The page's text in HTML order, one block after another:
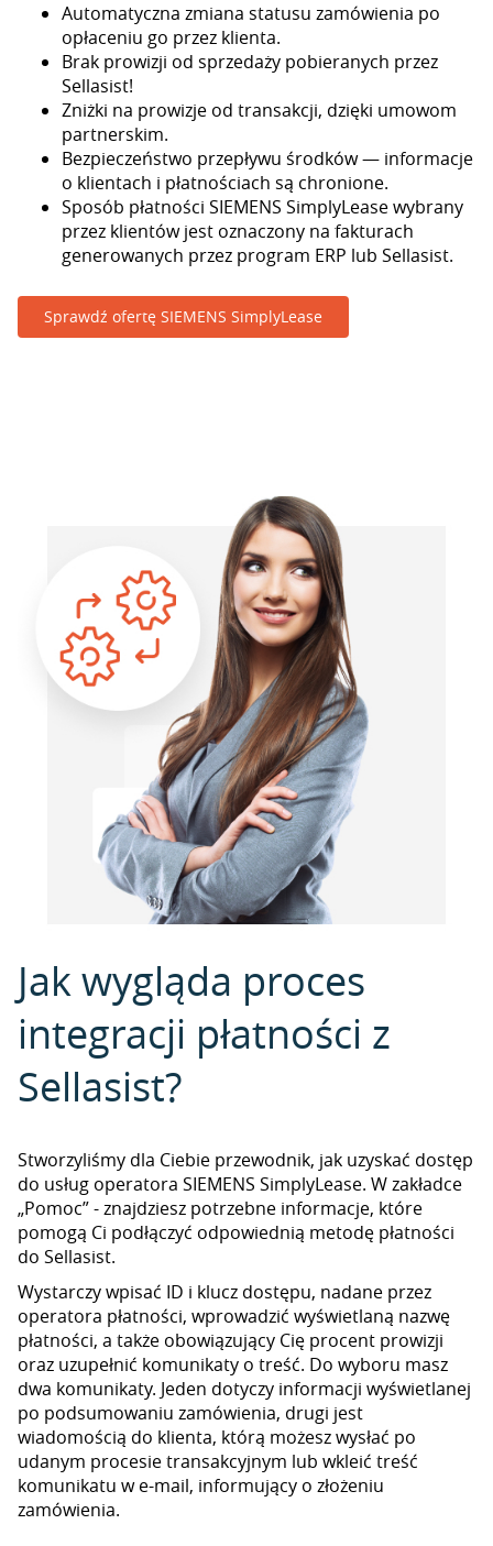
Automatyczna zmiana statusu zamówienia po
opłaceniu go przez klienta.
Brak prowizji od sprzedaży pobieranych przez
Sellasist!
Zniżki na prowizje od transakcji, dzięki umowom
partnerskim.
Bezpieczeństwo przepływu środków — informacje
o klientach i płatnościach są chronione.
Sposób płatności SIEMENS SimplyLease wybrany
przez klientów jest oznaczony na fakturach
generowanych przez program ERP lub Sellasist.
Sprawdź ofertę SIEMENS SimplyLease
Jak wygląda proces
integracji płatności z
Sellasist?
Stworzyliśmy dla Ciebie przewodnik, jak uzyskać dostęp
do usług operatora SIEMENS SimplyLease. W zakładce
„Pomoc” - znajdziesz potrzebne informacje, które
pomogą Ci podłączyć odpowiednią metodę płatności
do Sellasist.
Wystarczy wpisać ID i klucz dostępu, nadane przez
operatora płatności, wprowadzić wyświetlaną nazwę
płatności, a także obowiązujący Cię procent prowizji
oraz uzupełnić komunikaty o treść. Do wyboru masz
dwa komunikaty. Jeden dotyczy informacji wyświetlanej
po podsumowaniu zamówienia, drugi jest
wiadomością do klienta, którą możesz wysłać po
udanym procesie transakcyjnym lub wkleić treść
komunikatu w e-mail, informujący o złożeniu
zamówienia.